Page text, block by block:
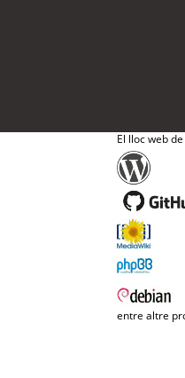
El lloc web
entre altre